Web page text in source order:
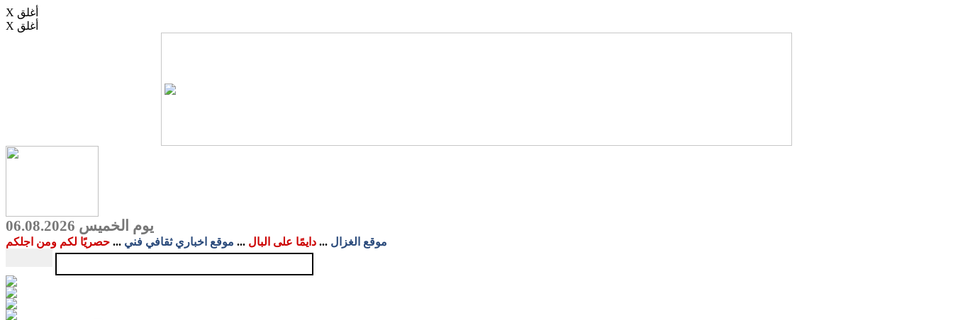
X أغلق
X أغلق
يوم الخميس 06.08.2026
موقع الغزال ... دايمًا على البال ... موقع اخباري ثقافي فني ... حصريًا لكم ومن اجلكم